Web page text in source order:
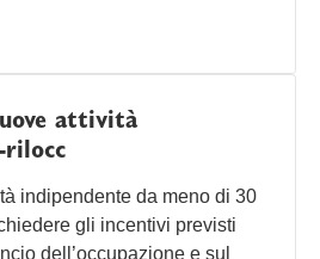
attività
rilocc
indipendente da meno di 30
gli incentivi previsti
dell’occupazione e sul